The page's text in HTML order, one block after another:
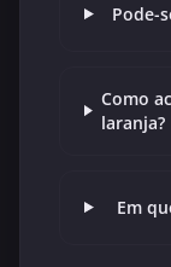
Pode-
Como
laranja?
Em